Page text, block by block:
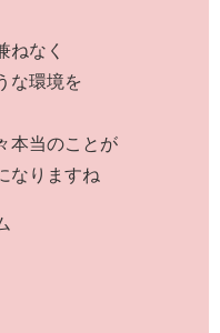
ねなく
な環境を
本当のことが
なりますね